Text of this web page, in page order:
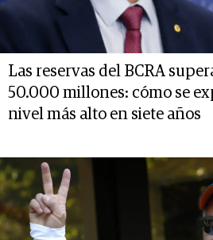
Las reservas del BCRA
50.000 millones: cómo se
nivel más alto en siete años